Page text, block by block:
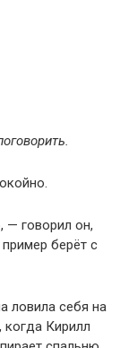
— говорил он,
берёт с
ловила себя на
когда Кирилл